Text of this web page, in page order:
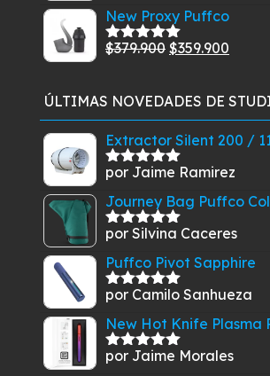
$24.900.$21.500.
precio
original
era:
precio
es:
New Proxy Puffco
Valorado
$379.900 El
$379.900.
$359.900
ÚLTIMAS NOVEDADES DE
Extractor Silent 200 /
Valorado
por Jaime Ramirez
Journey Bag Puffco
Valorado
por Silvina Caceres
Puffco Pivot Sapphire
Valorado
por Camilo Sanhueza
New Hot Knife Plasma
Valorado
por Jaime Morales